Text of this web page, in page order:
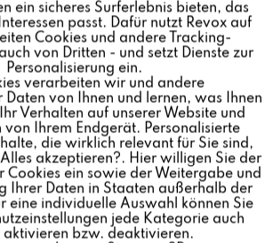
Inaktiv
Inaktiv
Inaktiv
Inaktiv
ein sicheres Surferlebnis bieten, das
passt. Dafür nutzt Revox auf
Cookies und andere Tracking-
von Dritten - und setzt Dienste zur
Personalisierung ein.
verarbeiten wir und andere
von Ihnen und lernen, was Ihnen
Verhalten auf unserer Website und
von Ihrem Endgerät. Personalisierte
die wirklich relevant für Sie sind,
akzeptieren?. Hier willigen Sie der
Cookies ein sowie der Weitergabe und
Ihrer Daten in Staaten außerhalb der
eine individuelle Auswahl können Sie
jede Kategorie auch
aktivieren bzw. deaktivieren.